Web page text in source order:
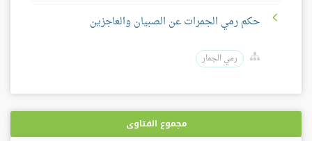
حكم رمي الجمرات عن الصبيان والعاجزين
رمي الجمار
مجموع الفتاوى